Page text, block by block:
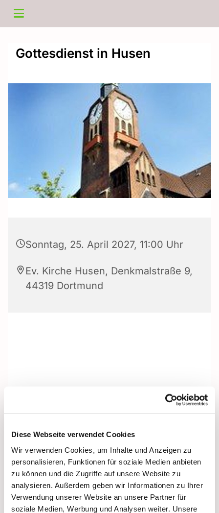
Diese Webseite verwendet Cookies
Wir verwenden Cookies, um Inhalte und Anzeigen zu
personalisieren, Funktionen für soziale Medien anbieten
zu können und die Zugriffe auf unsere Website zu
analysieren. Außerdem geben wir Informationen zu Ihrer
Verwendung unserer Website an unsere Partner für
soziale Medien, Werbung und Analysen weiter. Unsere
Gottesdienst in Husen
Sonntag, 25. April 2027, 11:00 Uhr
Ev. Kirche Husen, Denkmalstraße 9,
44319 Dortmund